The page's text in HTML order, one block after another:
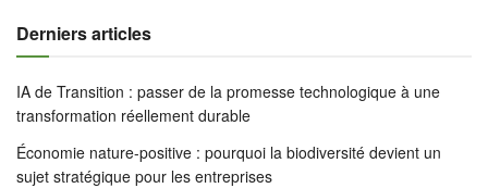
Derniers articles
IA de Transition : passer de la promesse technologique à une
transformation réellement durable
Économie nature-positive : pourquoi la biodiversité devient un
sujet stratégique pour les entreprises